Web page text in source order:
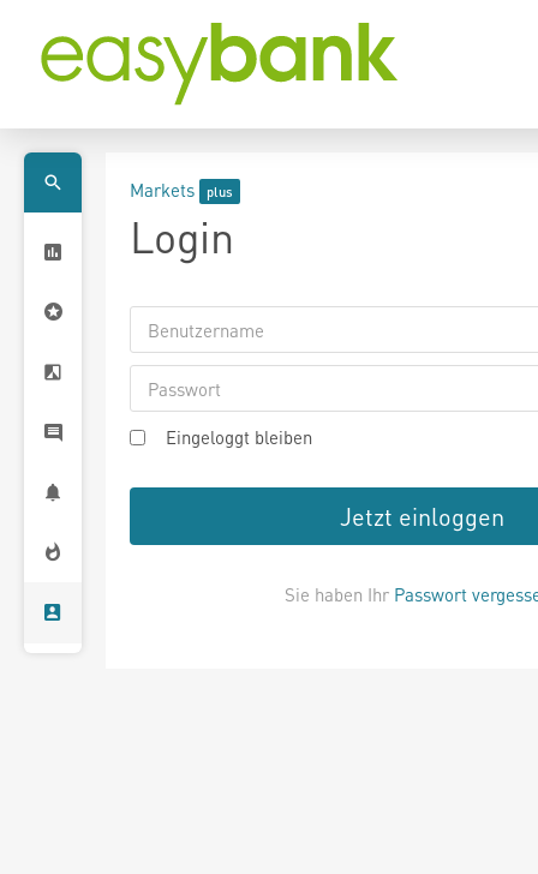
Markets
Login
Eingeloggt bleiben
Jetzt einloggen
Sie haben Ihr Passwort